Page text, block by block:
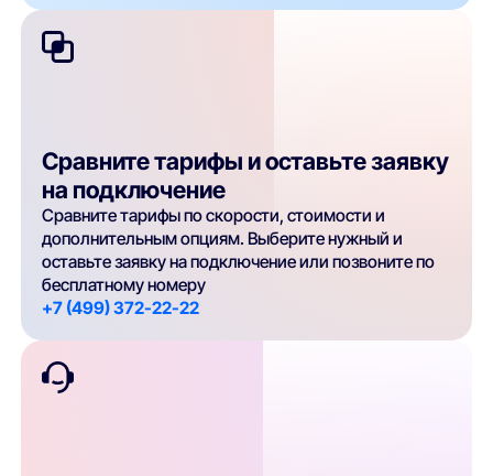
Сравните тарифы и оставьте заявку
на подключение
Сравните тарифы по скорости, стоимости и
дополнительным опциям. Выберите нужный и
оставьте заявку на подключение или позвоните по
бесплатному номеру
+7 (499) 372-22-22